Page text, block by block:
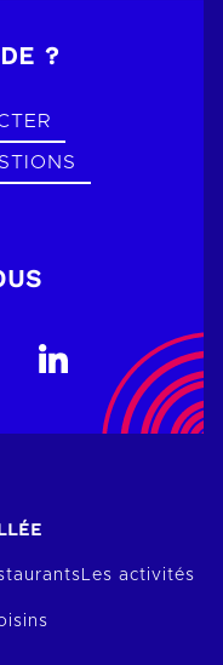
?
Les activités